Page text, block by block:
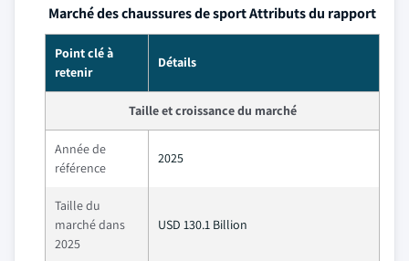
Marché des chaussures de sport Attributs du rapport
Point clé à
retenir
Détails
Taille et croissance du marché
Année de
référence
2025
Taille du
marché dans
2025
USD 130.1 Billion